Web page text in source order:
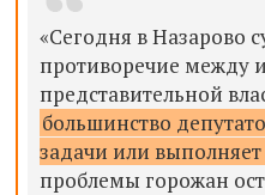
«Сегодня в Назарово
противоречие между
представительной
большинство
задачи или выполняет
проблемы горожан